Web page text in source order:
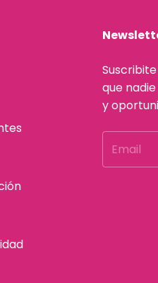
que
y